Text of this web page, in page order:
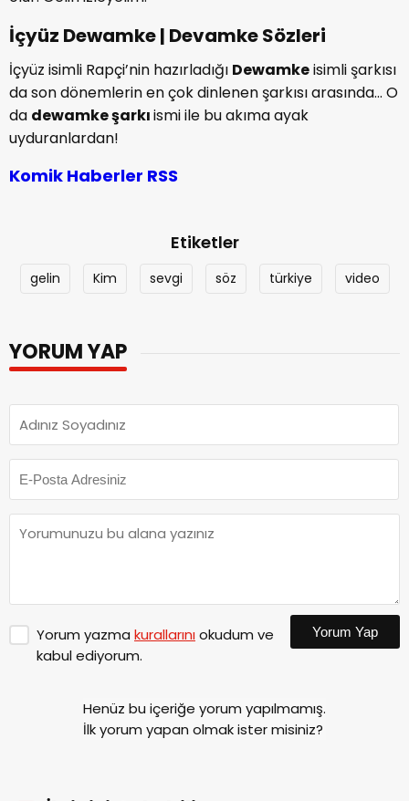
olur. Gelin izleyelim.
İçyüz Dewamke | Devamke Sözleri
İçyüz isimli Rapçi’nin hazırladığı Dewamkeisimli şarkısı
da son dönemlerin en çok dinlenen şarkısı arasında... O
da dewamke şarkıismi ile bu akıma ayak
uyduranlardan!
Komik Haberler RSS
Etiketler
gelin Kim sevgi söz türkiye video
YORUM YAP
Yorum yazma kurallarını okudum ve
kabul ediyorum.
Yorum Yap
Henüz bu içeriğe yorum yapılmamış.
İlk yorum yapan olmak ister misiniz?